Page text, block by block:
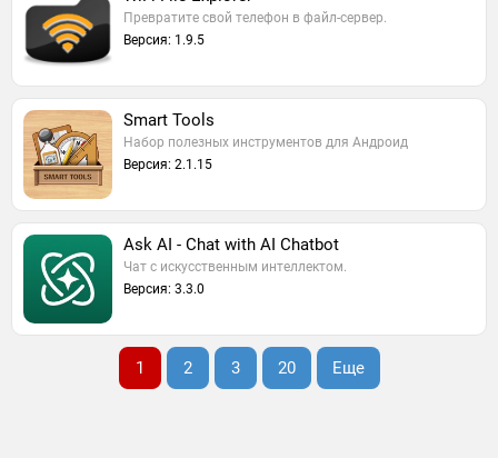
Превратите свой телефон в файл-сервер.
Версия: 1.9.5
Smart Tools
Набор полезных инструментов для Андроид
Версия: 2.1.15
Ask AI - Chat with AI Chatbot
Чат с искусственным интеллектом.
Версия: 3.3.0
1 2 3 20 Еще